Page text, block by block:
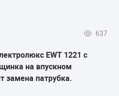
637
EWT 1221 с
на впускном
замена патрубка.